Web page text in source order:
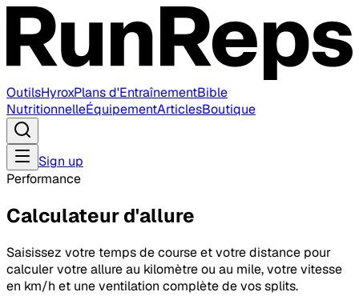
OutilsHyroxPlans d'EntraînementBible
NutritionnelleÉquipementArticlesBoutique
Sign up
Performance
Calculateur d'allure
Saisissez votre temps de course et votre distance pour
calculer votre allure au kilomètre ou au mile, votre vitesse
en km/h et une ventilation complète de vos splits.